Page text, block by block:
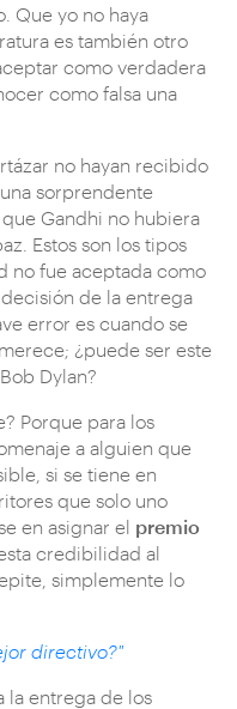
Que yo no haya
es también otro
como verdadera
como falsa una
no hayan recibido
sorprendente
Gandhi no hubiera
Estos son los tipos
no fue aceptada como
de la entrega
error es cuando se
¿puede ser este
Dylan?
Porque para los
a alguien que
si se tiene en
que solo uno
en asignar el premio
credibilidad al
simplemente lo
directivo?"
la entrega de los